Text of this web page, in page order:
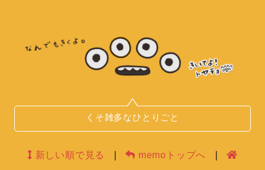
くそ雑多なひとりごと
新しい順で見る memoトップへ